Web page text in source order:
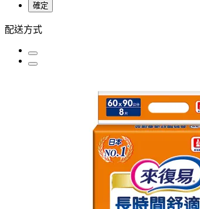
確定
配送方式